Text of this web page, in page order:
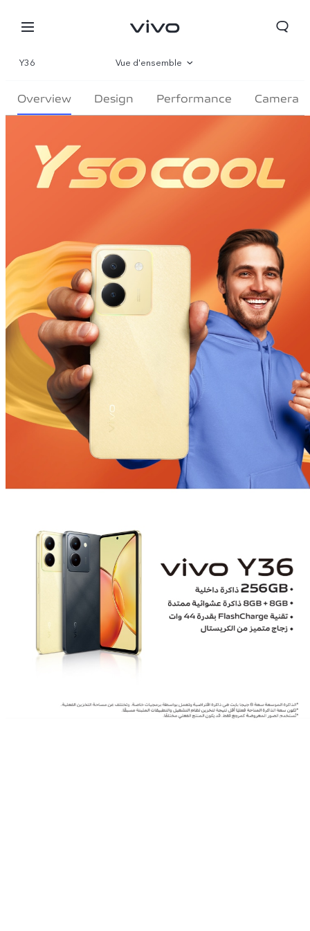
Algeria | Veuillez sélectionner le pays/la région
Y36 Vue d'ensemble
Gallerie
Overview Design Performance Camera